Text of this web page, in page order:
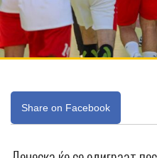
Share on Facebook